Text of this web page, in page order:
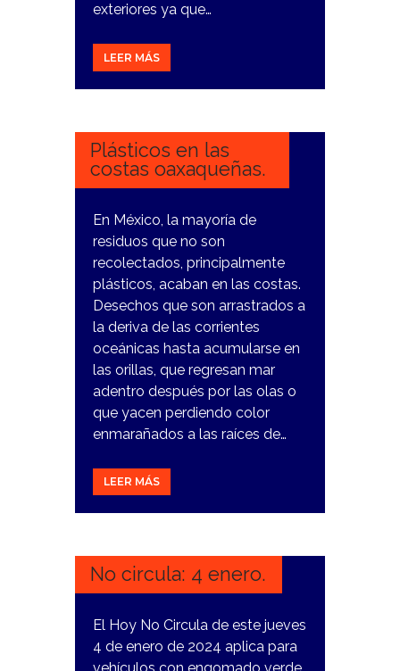
exteriores ya que…
LEER MÁS
3
Plásticos en las
costas oaxaqueñas.
En México, la mayoría de
residuos que no son
recolectados, principalmente
plásticos, acaban en las costas.
Desechos que son arrastrados a
la deriva de las corrientes
oceánicas hasta acumularse en
las orillas, que regresan mar
adentro después por las olas o
que yacen perdiendo color
enmarañados a las raíces de…
LEER MÁS
3
No circula: 4 enero.
El Hoy No Circula de este jueves
4 de enero de 2024 aplica para